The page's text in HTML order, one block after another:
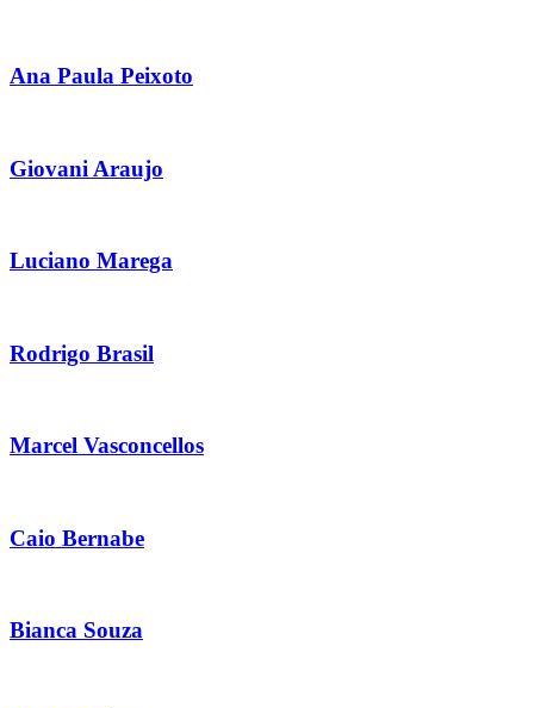
Ana Paula Peixoto
Giovani Araujo
Luciano Marega
Rodrigo Brasil
Marcel Vasconcellos
Caio Bernabe
Bianca Souza